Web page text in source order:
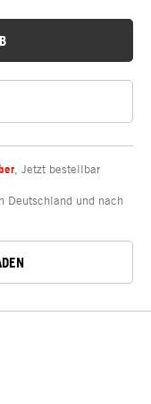
, Jetzt bestellbar
Deutschland und nach